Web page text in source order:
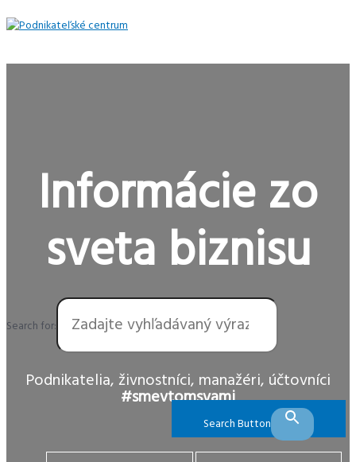
Preskočiť
na
Menu
Informácie zo
sveta biznisu
Search for:
Search Button
Podnikatelia, živnostníci, manažéri, účtovníci
#smevtomsvami